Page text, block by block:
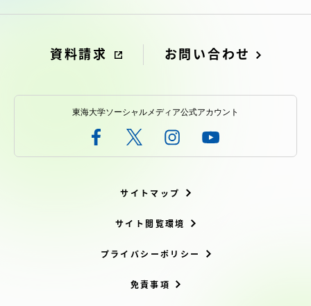
資料請求 お問い合わせ
東海大学ソーシャルメディア公式アカウント
サイトマップ
サイト閲覧環境
プライバシーポリシー
免責事項